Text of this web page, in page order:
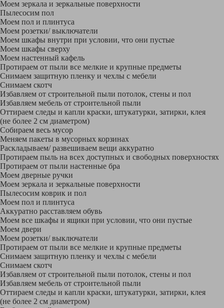
Моем зеркала и зеркальные поверхности
Пылесосим пол
Моем пол и плинтуса
Моем розетки/ выключатели
Моем шкафы внутри при условии, что они пустые
Моем шкафы сверху
Моем настенный кафель
Протираем от пыли все мелкие и крупные предметы
Снимаем защитную пленку и чехлы с мебели
Снимаем скотч
Избавляем от строительной пыли потолок, стены и пол
Избавляем мебель от строительной пыли
Оттираем следы и капли краски, штукатурки, затирки, клея
(не более 2 см диаметром)
Собираем весь мусор
Меняем пакеты в мусорных корзинах
Раскладываем/ развешиваем вещи аккуратно
Протираем пыль на всех доступных и свободных поверхностях
Протираем от пыли настенные бра
Моем дверные ручки
Моем зеркала и зеркальные поверхности
Пылесосим коврик и пол
Моем пол и плинтуса
Аккуратно расставляем обувь
Моем все шкафы и ящики при условии, что они пустые
Моем двери
Моем розетки/ выключатели
Протираем от пыли все мелкие и крупные предметы
Снимаем защитную пленку и чехлы с мебели
Снимаем скотч
Избавляем от строительной пыли потолок, стены и пол
Избавляем мебель от строительной пыли
Оттираем следы и капли краски, штукатурки, затирки, клея
(не более 2 см диаметром)